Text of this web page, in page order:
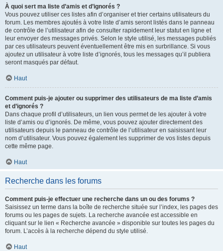
À quoi sert ma liste d’amis et d’ignorés ?
Vous pouvez utiliser ces listes afin d’organiser et trier certains utilisateurs du
forum. Les membres ajoutés à votre liste d’amis seront listés dans le panneau
de contrôle de l’utilisateur afin de consulter rapidement leur statut en ligne et
leur envoyer des messages privés. Selon le style utilisé, les messages publiés
par ces utilisateurs peuvent éventuellement être mis en surbrillance. Si vous
ajoutez un utilisateur à votre liste d’ignorés, tous les messages qu’il publiera
seront masqués par défaut.
Haut
Comment puis-je ajouter ou supprimer des utilisateurs de ma liste d’amis
et d’ignorés ?
Dans chaque profil d’utilisateurs, un lien vous permet de les ajouter à votre
liste d’amis ou d’ignorés. De même, vous pouvez ajouter directement des
utilisateurs depuis le panneau de contrôle de l’utilisateur en saisissant leur
nom d’utilisateur. Vous pouvez également les supprimer de vos listes depuis
cette même page.
Haut
Recherche dans les forums
Comment puis-je effectuer une recherche dans un ou des forums ?
Saisissez un terme dans la boîte de recherche située sur l’index, les pages des
forums ou les pages de sujets. La recherche avancée est accessible en
cliquant sur le lien « Recherche avancée » disponible sur toutes les pages du
forum. L’accès à la recherche dépend du style utilisé.
Haut